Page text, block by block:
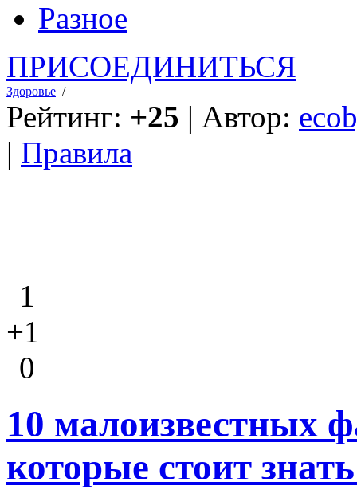
Разное
ПРИСОЕДИНИТЬСЯ
Здоровье /
Рейтинг: +25 | Автор:
| Правила
1
+1
0
10 малоизвестных
которые стоит